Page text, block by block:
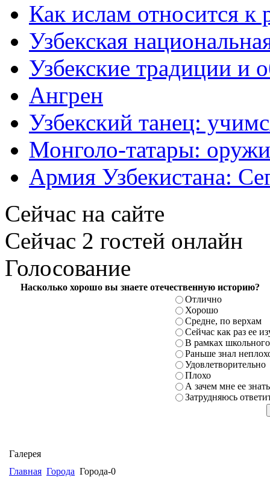
Как ислам относится к
Узбекская
Узбекские традиции и
Ангрен
Узбекский танец:
Монголо-татары:
Армия Узбекистана:
Сейчас на сайте
Сейчас 2 гостей онлайн
Голосование
Насколько хорошо вы знаете отечественную историю?
Отлично
Хорошо
Средне, по верхам
Сейчас как раз ее
В рамках
Раньше знал
Удовлетворительно
Плохо
А зачем мне ее
Затрудняюсь
Галерея
Главная Города Города-0